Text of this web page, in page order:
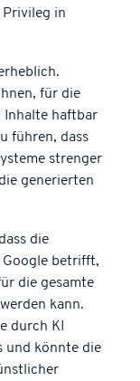
Privileg in
für die
Inhalte haftbar
führen, dass
strenger
generierten
die
betrifft,
die gesamte
kann.
durch KI
und könnte die